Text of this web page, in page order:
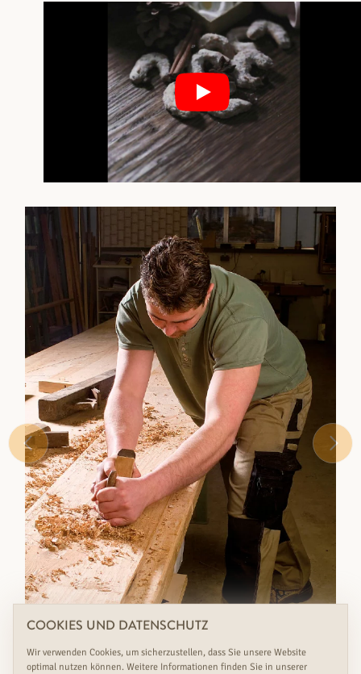
COOKIES UND DATENSCHUTZ
Wir verwenden Cookies, um sicherzustellen, dass Sie unsere Website
optimal nutzen können. Weitere Informationen finden Sie in unserer